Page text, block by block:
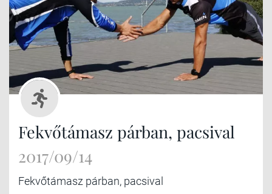
Fekvőtámasz párban, pacsival
2017/09/14
Fekvőtámasz párban, pacsival